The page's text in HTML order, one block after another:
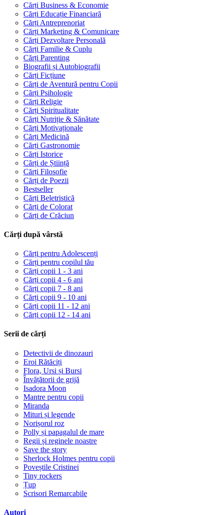
Cărți Business & Economie
Cărți Educație Financiară
Cărți Antreprenoriat
Cărți Marketing & Comunicare
Cărți Dezvoltare Personală
Cărți Familie & Cuplu
Cărți Parenting
Biografii și Autobiografii
Cărți Ficțiune
Cărți de Aventură pentru Copii
Cărți Psihologie
Cărți Religie
Cărți Spiritualitate
Cărți Nutriție & Sănătate
Cărți Motivaționale
Cărți Medicină
Cărți Gastronomie
Cărți Istorice
Cărți de Știință
Cărți Filosofie
Cărți de Poezii
Bestseller
Cărți Beletristică
Cărți de Colorat
Cărți de Crăciun
Cărți după vârstă
Cărți pentru Adolescenți
Cărți pentru copilul tău
Cărți copii 1 - 3 ani
Cărți copii 4 - 6 ani
Cărți copii 7 - 8 ani
Cărți copii 9 - 10 ani
Cărți copii 11 - 12 ani
Cărți copii 12 - 14 ani
Serii de cărți
Detectivii de dinozauri
Eroi Rătăciți
Flora, Ursi și Bursi
Învățătorii de grijă
Isadora Moon
Mantre pentru copii
Miranda
Mituri și legende
Norișorul roz
Polly și papagalul de mare
Regii și reginele noastre
Save the story
Sherlock Holmes pentru copii
Poveștile Cristinei
Tiny rockers
Țup
Scrisori Remarcabile
Autori